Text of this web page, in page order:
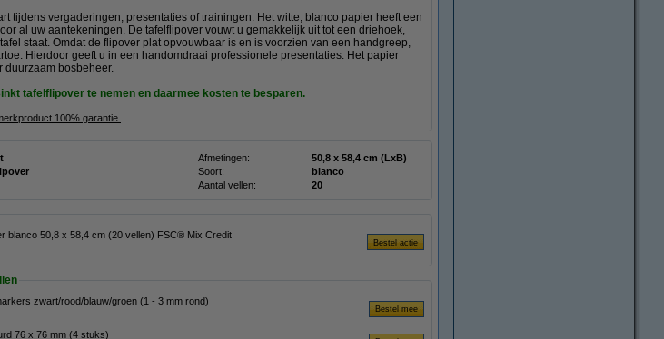
tijdens vergaderingen, presentaties of trainingen. Het witte, blanco papier heeft een
al uw aantekeningen. De tafelflipover vouwt u gemakkelijk uit tot een driehoek,
staat. Omdat de flipover plat opvouwbaar is en is voorzien van een handgreep,
Hierdoor geeft u in een handomdraai professionele presentaties. Het papier
duurzaam bosbeheer.
tafelflipover te nemen en daarmee kosten te besparen.
100% garantie.
Afmetingen:
50,8 x 58,4 cm (LxB)
Soort:
blanco
Aantal vellen: 20
blanco 50,8 x 58,4 cm (20 vellen) FSC® Mix Credit
zwart/rood/blauw/groen (1 - 3 mm rond)
76 x 76 mm (4 stuks)